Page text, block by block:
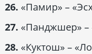
26. «Памир» –
27. «Панджшер» –
28. «Куктош» –